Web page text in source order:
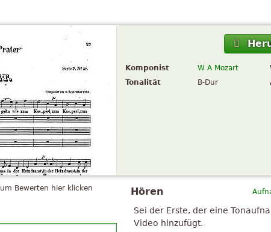
Komponist W A Mozart
Tonalität
B-Dur
Hören
Sei der Erste, der eine
Video hinzufügt.
Bewerten hier klicken